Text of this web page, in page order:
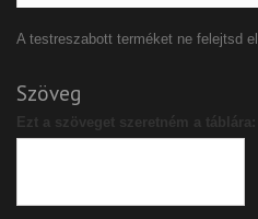
A testreszabott terméket ne felejtsd
Szöveg
Ezt a szöveget szeretném a táblára: